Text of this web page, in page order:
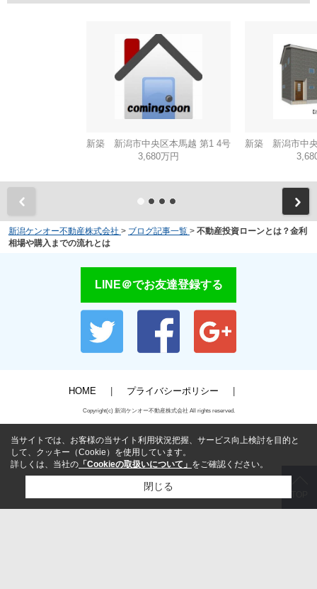
新築 新潟市中央区本馬越 第1 4号
3,680万円
新築 新潟市中
新潟ケンオー不動産株式会社 > ブログ記事一覧 > 不動産投資ローンとは？金利
相場や購入までの流れとは
LINE＠でお友達登録する
HOME プライバシーポリシー
Copyright(c) 新潟ケンオー不動産株式会社 All rights reserved.
当サイトでは、お客様の当サイト利用状況把握、サービス向上検討を目的と
して、クッキー（Cookie）を使用しています。
詳しくは、当社の 「Cookieの取扱いについて」 をご確認ください。
閉じる